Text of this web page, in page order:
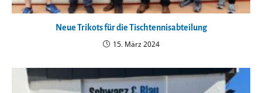
Neue Trikots für die Tischtennisabteilung
15. März 2024